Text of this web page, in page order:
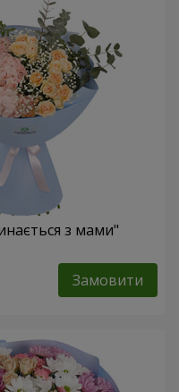
з мами"
Замовити